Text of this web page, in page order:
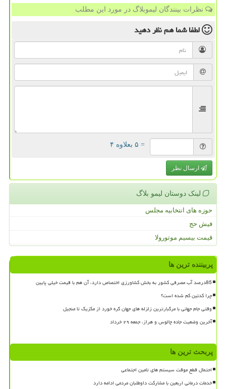
نظرات بینندگان لیموبلاگ در مورد این مطلب
لطفا شما همنظر دهید
= ۵ بعلاوه ۴
ارسال نظر
لینک دوستان لیمو بلاگ
حوزه های انتخابیه مجلس
فیش حج
قیمت بیسیم موتورولا
پربیننده ترین ها
85درصد آب مصرفی کشور به بخش کشاورزی اختصاص دارد، آن هم با قیمت خیلی پایین
چرا کدئین کم شده است؟
وقتی جام جهانی با مرگبارترین زلزله های جهان گره خورد از مکزیک تا منجیل
آخرین وضعیت جاده چالوس و هراز، جمعه ۲۹ خرداد
پربحث ترین ها
احتمال قطع موقت سیستم های تامین اجتماعی
خدمات درمانی اربعین با مشارکت داوطلبان مردمی ادامه دارد